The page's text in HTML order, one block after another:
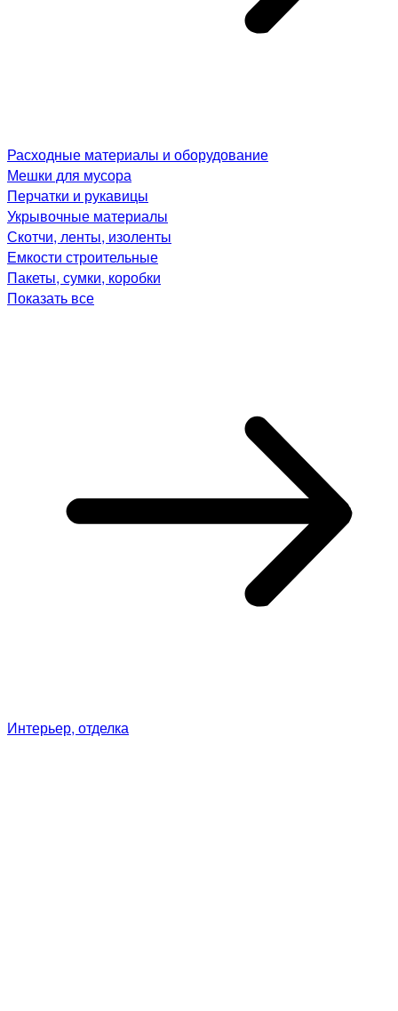
Расходные материалы и оборудование
Мешки для мусора
Перчатки и рукавицы
Укрывочные материалы
Скотчи, ленты, изоленты
Емкости строительные
Пакеты, сумки, коробки
Показать все
Интерьер, отделка